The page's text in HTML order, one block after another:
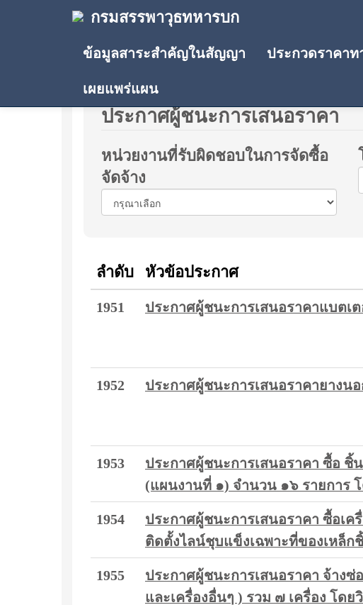
กรมสรรพาวุธทหารบก
ข้อมูลสาระสำคัญในสัญญา ประกวดราคาท
เผยแพร่แผน
ประกาศผู้ชนะการเสนอราคา
หน่วยงานที่รับผิดชอบในการจัดซื้อ
จัดจ้าง
ลำดับ หัวข้อประกาศ
1951 ประกาศผู้ชนะการเสนอราคาแบตเ
1952 ประกาศผู้ชนะการเสนอราคายางน
1953
ประกาศผู้ชนะการเสนอราคา ซื้อ ชิ้
(แผนงานที่ ๑) จำนวน ๑๖ รายการ
1954
ประกาศผู้ชนะการเสนอราคา ซื้อเ
ติดตั้งไลน์ชุบแข็งเฉพาะที่ของเหล็ก
1955
ประกาศผู้ชนะการเสนอราคา จ้าง
และเครื่องอื่นๆ ) รวม ๗ เครื่อง โดย